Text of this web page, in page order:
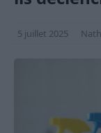
5 juillet 2025